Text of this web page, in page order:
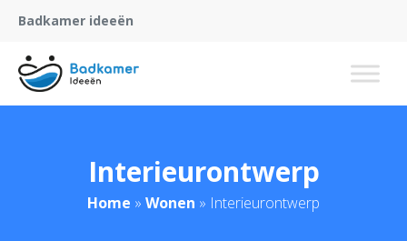
Badkamer ideeën
Interieurontwerp
Home » Wonen » Interieurontwerp